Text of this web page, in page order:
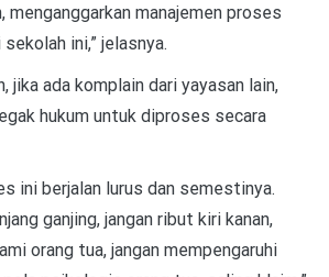
menganggarkan manajemen proses
ini,” jelasnya.
jika ada komplain dari yayasan lain,
hukum untuk diproses secara
ini berjalan lurus dan semestinya.
ganjing, jangan ribut kiri kanan,
orang tua, jangan mempengaruhi